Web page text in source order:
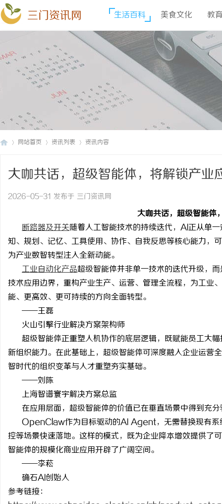
三门资讯网 生活百科 美食文化 教
网站首页 资讯列表 资讯内容
大咖共话，超级智能体，将解锁产业
2026-05-31 发布于 三门资讯网
大咖共话，超级智能体
断路器及开关随着人工智能技术的持续迭代， AI正从单
知、规划、记忆、工具使用、协作、自我反思等核心能力，
为产业数智转型注入全新动能。
工业自动化产品超级智能体并非单一技术的迭代升级，而
技术应用边界，重构产业生产、运营、管理全流程，为工业
能、更高效、更可持续的方向全面转型。
——王磊
火山引擎行业解决方案架构师
超级智能体正重塑人机协作的底层逻辑，既赋能员工大
新组织能力。在此基础上，超级智能体可深度融入企业运营
智时代的组织变革与人才重塑夯实基础。
——刘陈
上海智谱寰宇解决方案总监
在应用层面，超级智能体的价值已在垂直场景中得到充
OpenClaw作为目标驱动的AI Agent，无需替换现有系
控等场景快速落地。这样的模式，既为企业降本增效提供了
智能体的规模化商业应用开辟了广阔空间。
——李菘
确石AI创始人
参考链接：